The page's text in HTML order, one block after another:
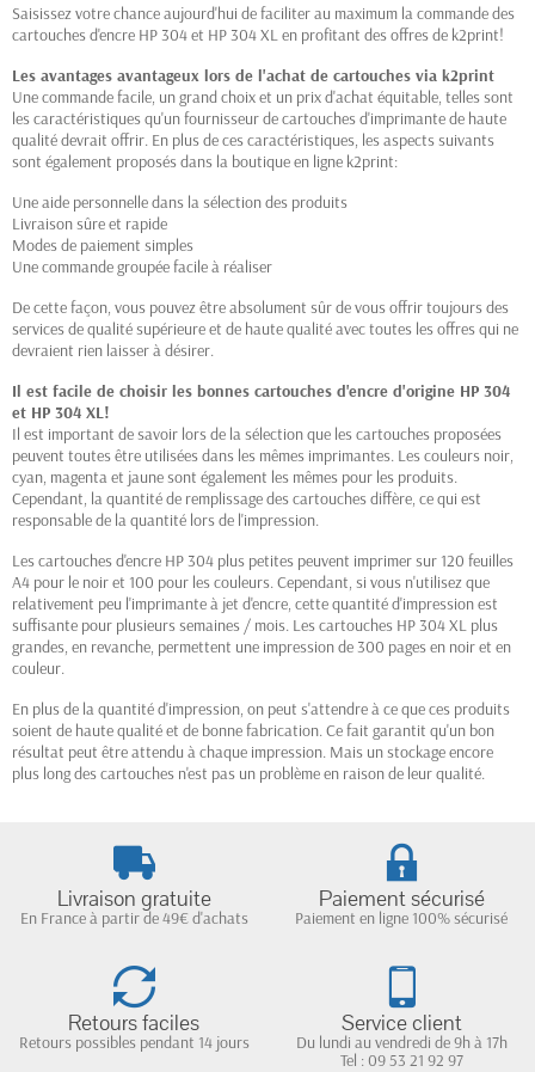
Saisissez votre chance aujourd'hui de faciliter au maximum la commande des
cartouches d'encre HP 304 et HP 304 XL en profitant des offres de k2print!
Les avantages avantageux lors de l'achat de cartouches via k2print
Une commande facile, un grand choix et un prix d'achat équitable, telles sont
les caractéristiques qu'un fournisseur de cartouches d'imprimante de haute
qualité devrait offrir. En plus de ces caractéristiques, les aspects suivants
sont également proposés dans la boutique en ligne k2print:
Une aide personnelle dans la sélection des produits
Livraison sûre et rapide
Modes de paiement simples
Une commande groupée facile à réaliser
De cette façon, vous pouvez être absolument sûr de vous offrir toujours des
services de qualité supérieure et de haute qualité avec toutes les offres qui ne
devraient rien laisser à désirer.
Il est facile de choisir les bonnes cartouches d'encre d'origine HP 304
et HP 304 XL!
Il est important de savoir lors de la sélection que les cartouches proposées
peuvent toutes être utilisées dans les mêmes imprimantes. Les couleurs noir,
cyan, magenta et jaune sont également les mêmes pour les produits.
Cependant, la quantité de remplissage des cartouches diffère, ce qui est
responsable de la quantité lors de l'impression.
Les cartouches d'encre HP 304 plus petites peuvent imprimer sur 120 feuilles
A4 pour le noir et 100 pour les couleurs. Cependant, si vous n'utilisez que
relativement peu l'imprimante à jet d'encre, cette quantité d'impression est
suffisante pour plusieurs semaines / mois. Les cartouches HP 304 XL plus
grandes, en revanche, permettent une impression de 300 pages en noir et en
couleur.
En plus de la quantité d'impression, on peut s'attendre à ce que ces produits
soient de haute qualité et de bonne fabrication. Ce fait garantit qu'un bon
résultat peut être attendu à chaque impression. Mais un stockage encore
plus long des cartouches n'est pas un problème en raison de leur qualité.
Livraison gratuite
En France à partir de 49€ d'achats
Paiement sécurisé
Paiement en ligne 100% sécurisé
Retours faciles
Retours possibles pendant 14 jours
Service client
Du lundi au vendredi de 9h à 17h
Tel : 09 53 21 92 97